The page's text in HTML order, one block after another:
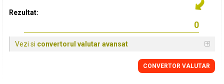
Rezultat:
Vezi si convertorul valutar avansat
CONVERTOR VALUTAR